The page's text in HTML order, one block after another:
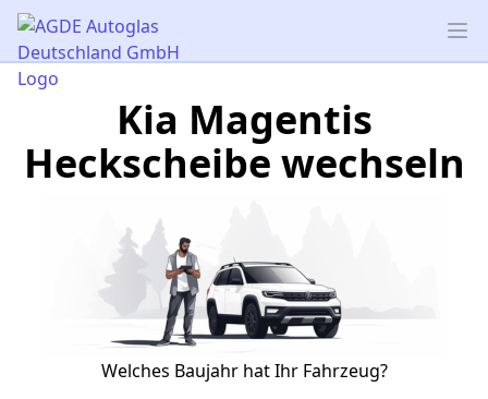
AGDE Autoglas Deutschland GmbH
Kia Magentis
Heckscheibe wechseln
Welches Baujahr hat Ihr Fahrzeug?